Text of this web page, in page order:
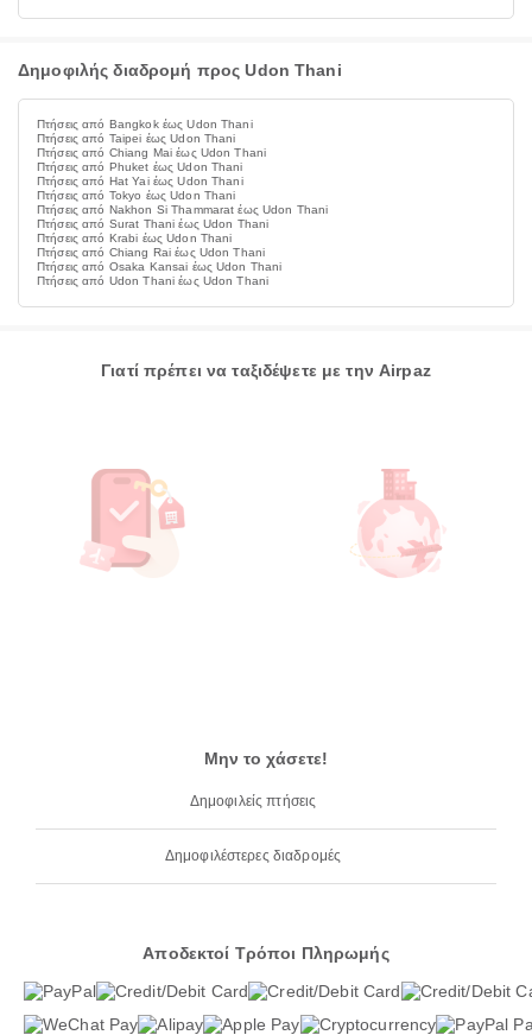
Δημοφιλής διαδρομή προς Udon Thani
Πτήσεις από Bangkok έως Udon Thani
Πτήσεις από Taipei έως Udon Thani
Πτήσεις από Chiang Mai έως Udon Thani
Πτήσεις από Phuket έως Udon Thani
Πτήσεις από Hat Yai έως Udon Thani
Πτήσεις από Tokyo έως Udon Thani
Πτήσεις από Nakhon Si Thammarat έως Udon Thani
Πτήσεις από Surat Thani έως Udon Thani
Πτήσεις από Krabi έως Udon Thani
Πτήσεις από Chiang Rai έως Udon Thani
Πτήσεις από Osaka Kansai έως Udon Thani
Πτήσεις από Udon Thani έως Udon Thani
Γιατί πρέπει να ταξιδέψετε με την Airpaz
Μην το χάσετε!
Δημοφιλείς πτήσεις
Δημοφιλέστερες διαδρομές
Αποδεκτοί Τρόποι Πληρωμής